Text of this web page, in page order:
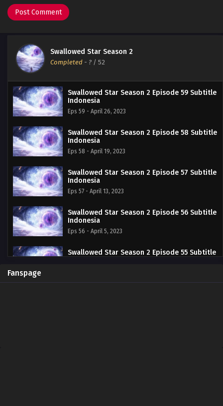
Swallowed Star Season 2
Completed - ? / 52
Swallowed Star Season 2 Episode 59 Subtitle
Indonesia
Eps 59 - April 26, 2023
Swallowed Star Season 2 Episode 58 Subtitle
Indonesia
Eps 58 - April 19, 2023
Swallowed Star Season 2 Episode 57 Subtitle
Indonesia
Eps 57 - April 13, 2023
Swallowed Star Season 2 Episode 56 Subtitle
Indonesia
Eps 56 - April 5, 2023
Swallowed Star Season 2 Episode 55 Subtitle
Fanspage